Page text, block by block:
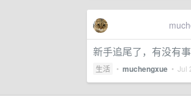
新手追尾了，有没有
生活 • muchengxue • Jul